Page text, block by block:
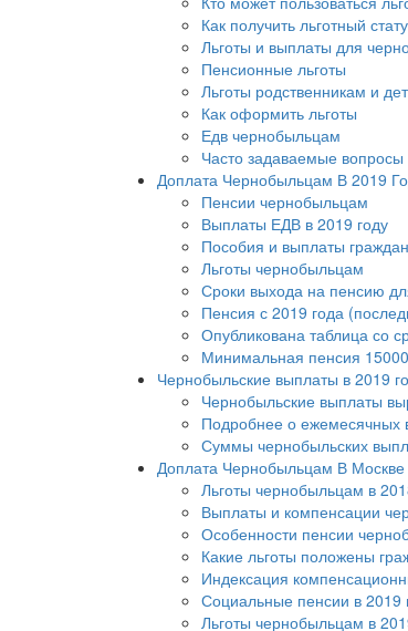
Как получить льготный
Льготы и выплаты для
Пенсионные льготы
Льготы родственникам и
Как оформить льготы
Едв чернобыльцам
Часто задаваемые вопросы
Доплата Чернобыльцам В 2019
Пенсии чернобыльцам
Выплаты ЕДВ в 2019 году
Пособия и выплаты
Льготы чернобыльцам
Сроки выхода на пенсию
Пенсия с 2019 года
Опубликована таблица со
Минимальная пенсия
Чернобыльские выплаты в 2019
Чернобыльские выплаты
Подробнее о ежемесячных
Суммы чернобыльских
Доплата Чернобыльцам В
Льготы чернобыльцам в
Выплаты и компенсации
Особенности пенсии
Какие льготы положены
Индексация
Социальные пенсии в 2019
Льготы чернобыльцам в